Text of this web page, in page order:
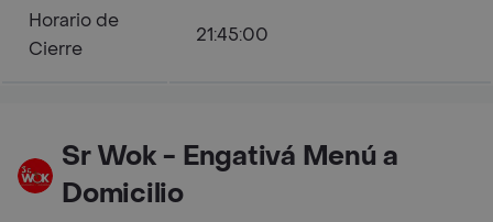
Horario de
Cierre
21:45:00
Sr Wok - Engativá Menú a
Domicilio